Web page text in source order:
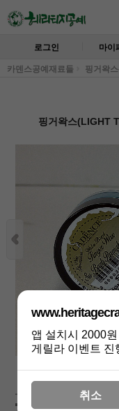
로그인 마이
카덴스공예재료들 핑거왁
핑거왁스(LIGHT
상품가 :
앱 설치시 2000
게릴라 이벤트 진
취소